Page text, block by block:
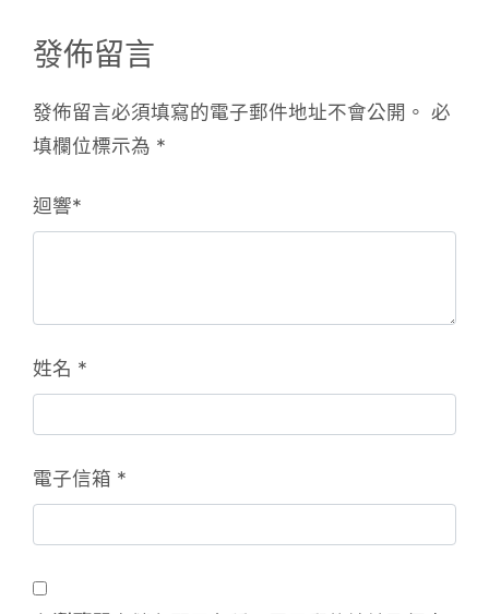
發佈留言
發佈留言必須填寫的電子郵件地址不會公開。 必
填欄位標示為 *
迴響*
姓名 *
電子信箱 *